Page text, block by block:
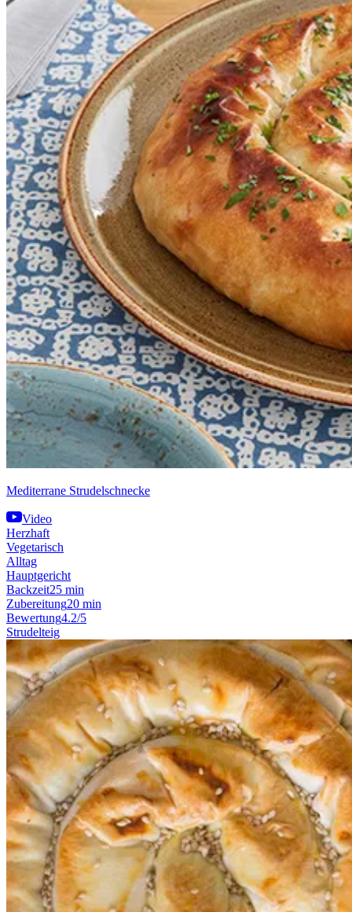
Mediterrane Strudelschnecke
Video
Herzhaft
Vegetarisch
Alltag
Hauptgericht
Backzeit25 min
Zubereitung20 min
Bewertung4.2/5
Strudelteig